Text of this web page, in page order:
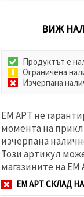
ВИЖ
Продуктът е
Ограничена
Изчерпана
ЕМ АРТ не
момента на
изчерпана
Този артикул
магазините на ЕМ
ЕМ АРТ СКЛАД